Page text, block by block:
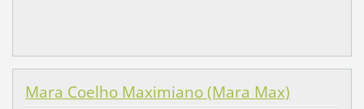
Mara Coelho Maximiano (Mara Max)